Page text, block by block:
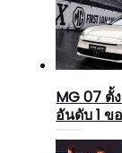
MG 07 ตั้
อันดับ 1 ข